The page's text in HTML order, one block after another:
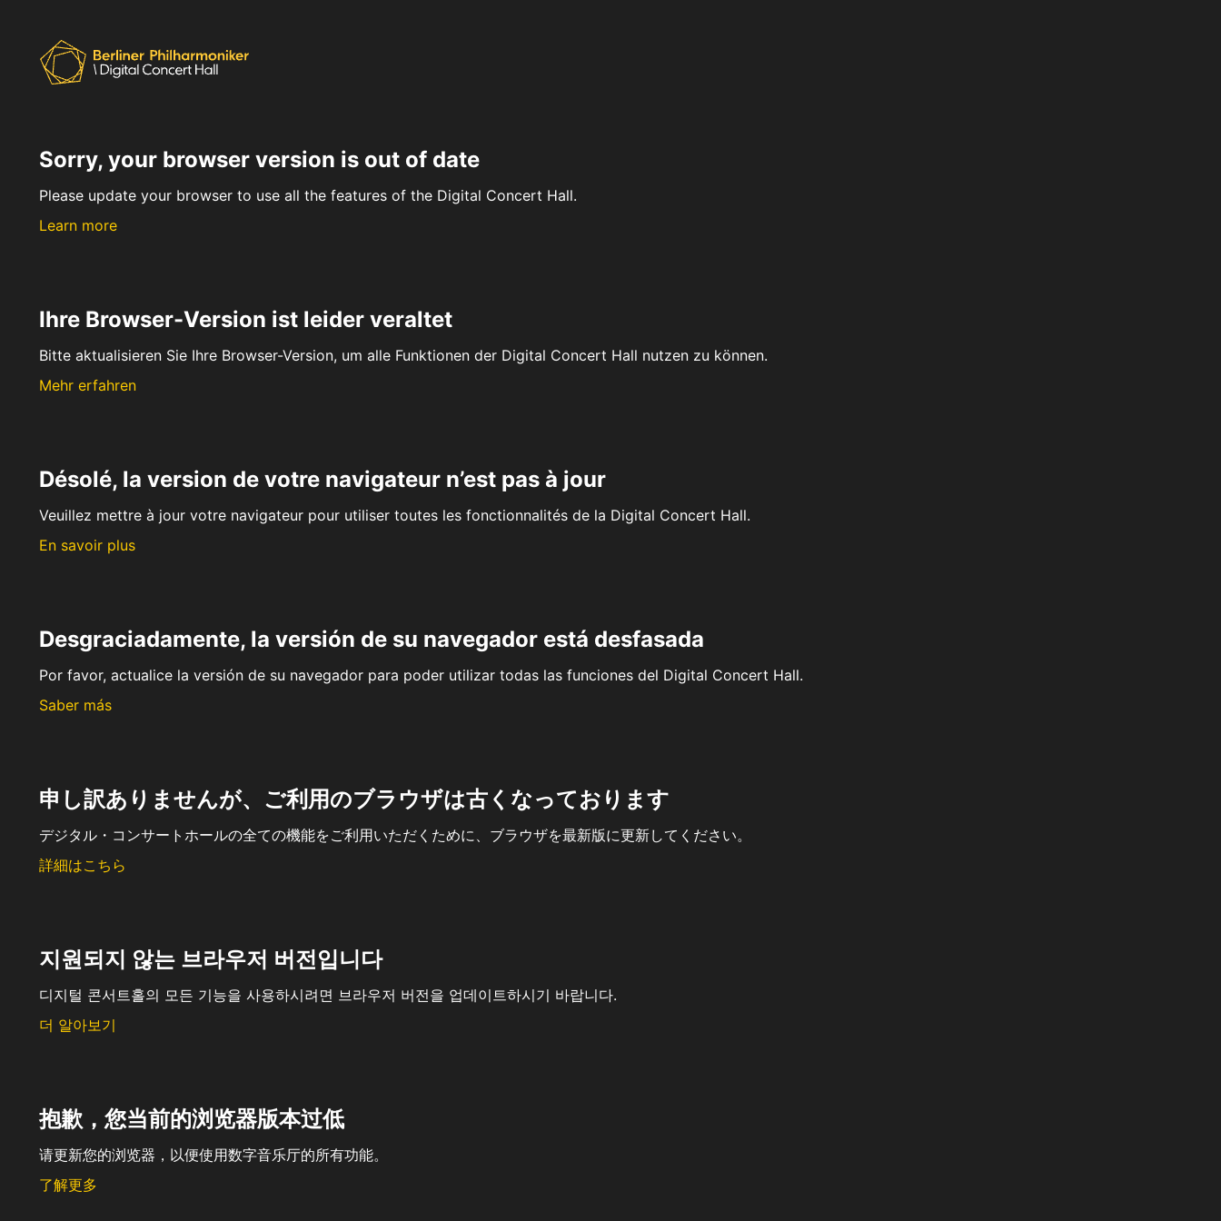
Sorry, your browser version is out of date
Please update your browser to use all the features of the Digital Concert Hall.
Learn more
Ihre Browser-Version ist leider veraltet
Bitte aktualisieren Sie Ihre Browser-Version, um alle Funktionen der Digital Concert Hall nutzen zu können.
Mehr erfahren
Désolé, la version de votre navigateur n’est pas à jour
Veuillez mettre à jour votre navigateur pour utiliser toutes les fonctionnalités de la Digital Concert Hall.
En savoir plus
Desgraciadamente, la versión de su navegador está desfasada
Por favor, actualice la versión de su navegador para poder utilizar todas las funciones del Digital Concert Hall.
Saber más
申し訳ありませんが、ご利用のブラウザは古くなっております
デジタル・コンサートホールの全ての機能をご利用いただくために、ブラウザを最新版に更新してください。
詳細はこちら
지원되지 않는 브라우저 버전입니다
디지털 콘서트홀의 모든 기능을 사용하시려면 브라우저 버전을 업데이트하시기 바랍니다.
더 알아보기
抱歉，您当前的浏览器版本过低
请更新您的浏览器，以便使用数字音乐厅的所有功能。
了解更多